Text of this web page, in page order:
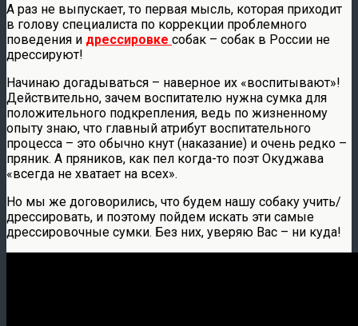
А раз не выпускает, то первая мысль, которая приходит
в голову специалиста по коррекции проблемного
поведения и дрессировке собак – собак в России не
дрессируют!
Начинаю догадываться – наверное их «воспитывают»!
Действительно, зачем воспитателю нужна сумка для
положительного подкрепления, ведь по жизненному
опыту знаю, что главный атрибут воспитательного
процесса – это обычно кнут (наказание) и очень редко –
пряник. А пряников, как пел когда-то поэт Окуджава
«всегда не хватает на всех».
Но мы же договорились, что будем нашу собаку учить/
дрессировать, и поэтому пойдем искать эти самые
дрессировочные сумки. Без них, уверяю Вас – ни куда!